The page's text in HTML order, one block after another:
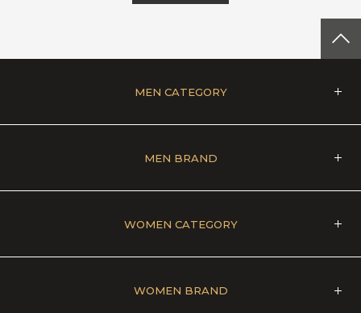
MEN CATEGORY
MEN BRAND
WOMEN CATEGORY
WOMEN BRAND